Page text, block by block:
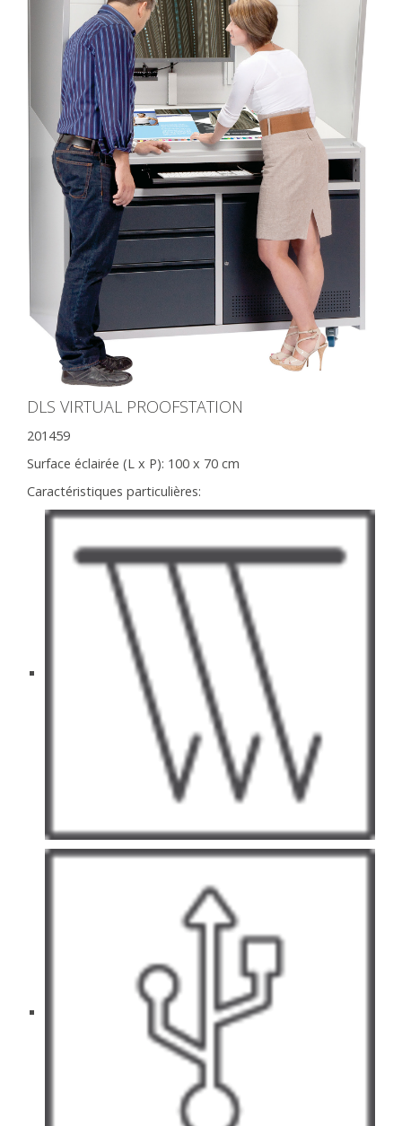
DLS VIRTUAL PROOFSTATION
201459
Surface éclairée (L x P): 100 x 70 cm
Caractéristiques particulières: